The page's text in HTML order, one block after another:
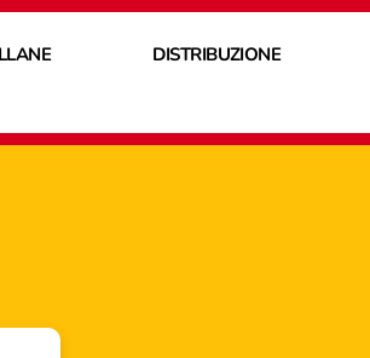
DISTRIBUZIONE